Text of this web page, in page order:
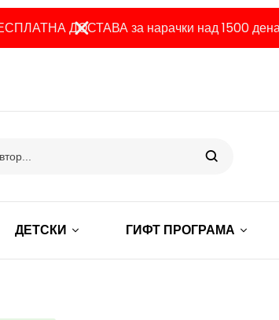
ДОСТАВА за нарачки над 1500
ДЕТСКИ ГИФТ ПРОГРАМА